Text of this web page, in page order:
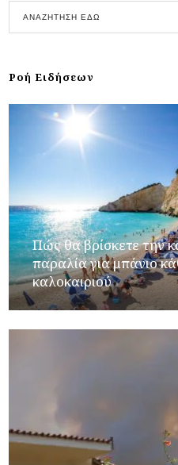
Ροή Ειδήσεων
Πώς θα βρίσκετε την
παραλία για μπάνιο
καλοκαιριού